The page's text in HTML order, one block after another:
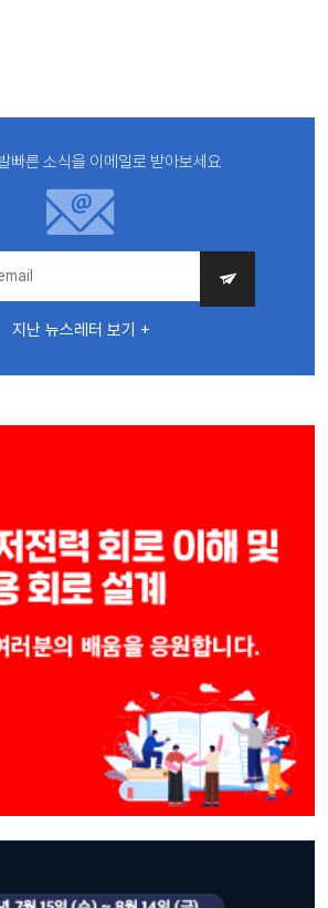
빠른 소식을 이메일로 받아보세요
지난 뉴스레터 보기 +